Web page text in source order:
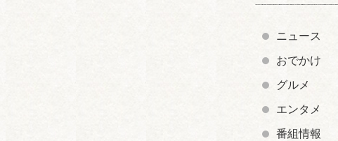
ニュース
おでかけ
グルメ
エンタメ
番組情報